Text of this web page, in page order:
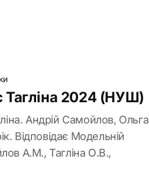
Тагліна 2024 (НУШ)
Андрій Самойлов, Ольга
Відповідає Модельній
А.М., Тагліна О.В.,